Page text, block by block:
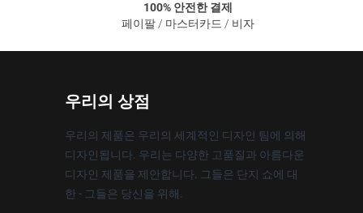
100% 안전한 결제
페이팔 / 마스터카드 / 비자
우리의 상점
우리의 제품은 우리의 세계적인 디자인 팀에 의해
디자인됩니다. 우리는 다양한 고품질과 아름다운
디자인 제품을 제안합니다. 그들은 단지 쇼에 대
한 - 그들은 당신을 위해.